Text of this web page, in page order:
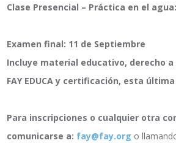
Clase Presencial – Práctica en el agua:
Examen final: 11 de Septiembre
Incluye material educativo, derecho a
FAY EDUCA y certificación, esta
Para inscripciones o cualquier otra
comunicarse a: fay@fay.org o